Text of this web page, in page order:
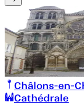
Châlons-en-
Cathédrale